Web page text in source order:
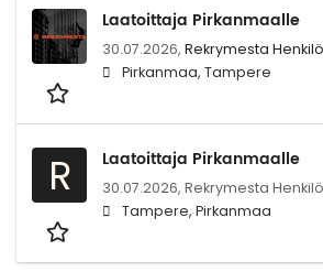
Laatoittaja Pirkanmaalle
30.07.2026, Rekrymesta
Pirkanmaa, Tampere
R Laatoittaja Pirkanmaalle
30.07.2026, Rekrymesta
Tampere, Pirkanmaa